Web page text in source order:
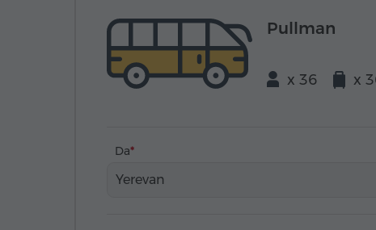
Pullman
x 36 x
Da
Yerevan